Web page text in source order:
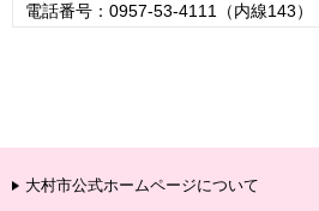
電話番号：0957-53-4111（内線143）
大村市公式ホームページについて